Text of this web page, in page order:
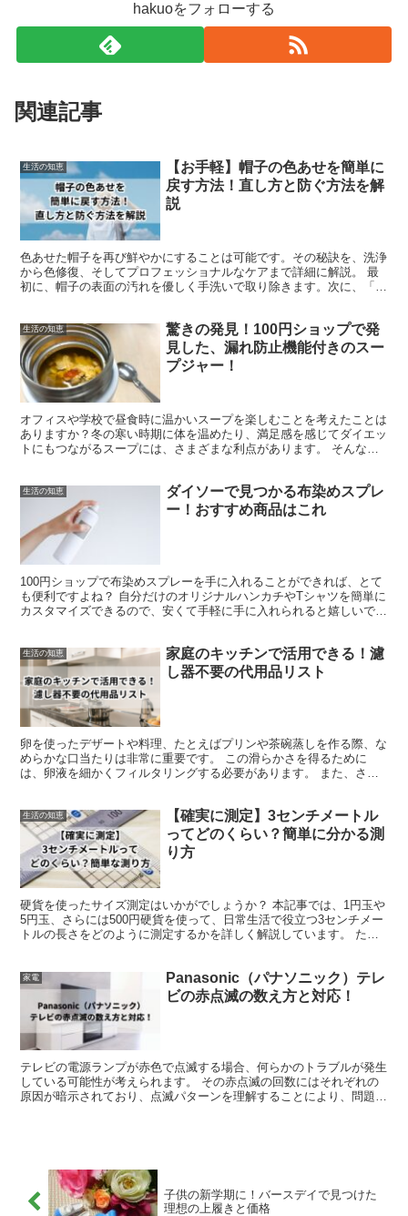
hakuoをフォローする
関連記事
生活の知恵
【お手軽】帽子の色あせを簡単に
戻す方法！直し方と防ぐ方法を解
説
色あせた帽子を再び鮮やかにすることは可能です。その秘訣を、洗浄
から色修復、そしてプロフェッショナルなケアまで詳細に解説。 最
初に、帽子の表面の汚れを優しく手洗いで取り除きます。次に、「染
生活の知恵
驚きの発見！100円ショップで発
見した、漏れ防止機能付きのスー
プジャー！
オフィスや学校で昼食時に温かいスープを楽しむことを考えたことは
ありますか？冬の寒い時期に体を温めたり、満足感を感じてダイエッ
トにもつながるスープには、さまざまな利点があります。 そんな時
生活の知恵
ダイソーで見つかる布染めスプレ
ー！おすすめ商品はこれ
100円ショップで布染めスプレーを手に入れることができれば、とて
も便利ですよね？ 自分だけのオリジナルハンカチやTシャツを簡単に
カスタマイズできるので、安くて手軽に手に入れられると嬉しいです
生活の知恵
家庭のキッチンで活用できる！濾
し器不要の代用品リスト
卵を使ったデザートや料理、たとえばプリンや茶碗蒸しを作る際、な
めらかな口当たりは非常に重要です。 この滑らかさを得るために
は、卵液を細かくフィルタリングする必要があります。 また、さつ
生活の知恵
【確実に測定】3センチメートル
ってどのくらい？簡単に分かる測
り方
硬貨を使ったサイズ測定はいかがでしょうか？ 本記事では、1円玉や
5円玉、さらには500円硬貨を使って、日常生活で役立つ3センチメー
トルの長さをどのように測定するかを詳しく解説しています。 たと
家電
Panasonic（パナソニック）テレ
ビの赤点滅の数え方と対応！
テレビの電源ランプが赤色で点滅する場合、何らかのトラブルが発生
している可能性が考えられます。 その赤点滅の回数にはそれぞれの
原因が暗示されており、点滅パターンを理解することにより、問題点
子供の新学期に！バースデイで見つけた
理想の上履きと価格